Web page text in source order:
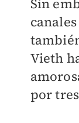
Sin
Vieth
por